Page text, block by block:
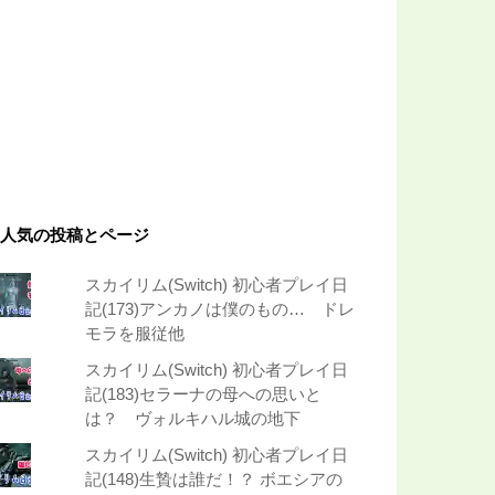
人気の投稿とページ
スカイリム(Switch) 初心者プレイ日
記(173)アンカノは僕のもの… ドレ
モラを服従他
スカイリム(Switch) 初心者プレイ日
記(183)セラーナの母への思いと
は？ ヴォルキハル城の地下
スカイリム(Switch) 初心者プレイ日
記(148)生贄は誰だ！？ ボエシアの